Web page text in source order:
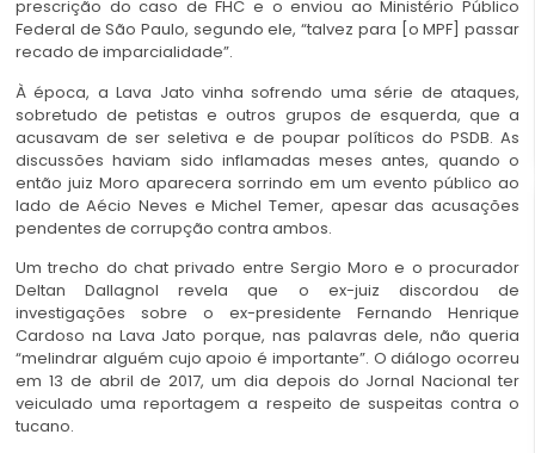
prescrição do caso de FHC e o enviou ao Ministério Público
Federal de São Paulo, segundo ele, “talvez para [o MPF] passar
recado de imparcialidade”.
À época, a Lava Jato vinha sofrendo uma série de ataques,
sobretudo de petistas e outros grupos de esquerda, que a
acusavam de ser seletiva e de poupar políticos do PSDB. As
discussões haviam sido inflamadas meses antes, quando o
então juiz Moro aparecera sorrindo em um evento público ao
lado de Aécio Neves e Michel Temer, apesar das acusações
pendentes de corrupção contra ambos.
Um trecho do chat privado entre Sergio Moro e o procurador
Deltan Dallagnol revela que o ex-juiz discordou de
investigações sobre o ex-presidente Fernando Henrique
Cardoso na Lava Jato porque, nas palavras dele, não queria
“melindrar alguém cujo apoio é importante”. O diálogo ocorreu
em 13 de abril de 2017, um dia depois do Jornal Nacional ter
veiculado uma reportagem a respeito de suspeitas contra o
tucano.